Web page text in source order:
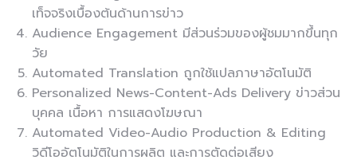
เท็จจริงเบื้องต้นด้านการข่าว
Audience Engagement มีส่วนร่วมของผู้ชมมากขึ้นทุก
วัย
Automated Translation ถูกใช้แปลภาษาอัตโนมัติ
Personalized News-Content-Ads Delivery ข่าวส่วน
บุคคล เนื้อหา การแสดงโฆษณา
Automated Video-Audio Production & Editing
วิดีโออัตโนมัติในการผลิต และการตัดต่อเสียง